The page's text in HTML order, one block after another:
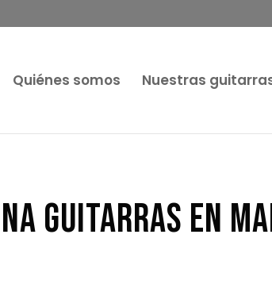
Quiénes somos Nuestras
guitarras en